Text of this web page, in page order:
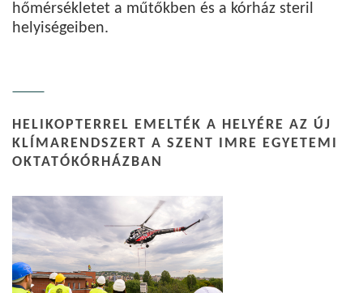
hőmérsékletet a műtőkben és a kórház steril
helyiségeiben.
HELIKOPTERREL EMELTÉK A HELYÉRE AZ ÚJ
KLÍMARENDSZERT A SZENT IMRE EGYETEMI
OKTATÓKÓRHÁZBAN